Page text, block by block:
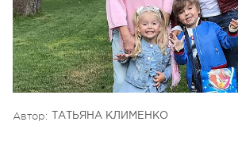
Автор: ТАТЬЯНА КЛИМЕНКО